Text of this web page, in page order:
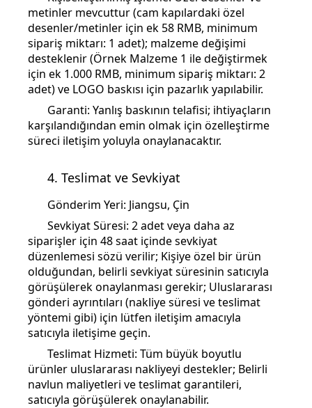
metinler mevcuttur (cam kapılardaki özel
desenler/metinler için ek 58 RMB, minimum
sipariş miktarı: 1 adet); malzeme değişimi
desteklenir (Örnek Malzeme 1 ile değiştirmek
için ek 1.000 RMB, minimum sipariş miktarı: 2
adet) ve LOGO baskısı için pazarlık yapılabilir.
Garanti: Yanlış baskının telafisi; ihtiyaçların
karşılandığından emin olmak için özelleştirme
süreci iletişim yoluyla onaylanacaktır.
4. Teslimat ve Sevkiyat
Gönderim Yeri: Jiangsu, Çin
Sevkiyat Süresi: 2 adet veya daha az
siparişler için 48 saat içinde sevkiyat
düzenlemesi sözü verilir; Kişiye özel bir ürün
olduğundan, belirli sevkiyat süresinin satıcıyla
görüşülerek onaylanması gerekir; Uluslararası
gönderi ayrıntıları (nakliye süresi ve teslimat
yöntemi gibi) için lütfen iletişim amacıyla
satıcıyla iletişime geçin.
Teslimat Hizmeti: Tüm büyük boyutlu
ürünler uluslararası nakliyeyi destekler; Belirli
navlun maliyetleri ve teslimat garantileri,
satıcıyla görüşülerek onaylanabilir.